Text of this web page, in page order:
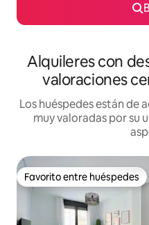
Alquileres con
valoraciones
Los huéspedes están de
muy valoradas por su
Favorito entre huéspedes
Favorito entre huéspedes